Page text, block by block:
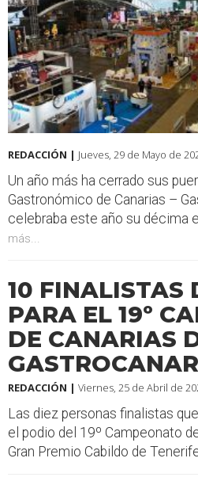
REDACCIÓN | Jueves, 29 de Mayo de
Un año más ha cerrado sus
Gastronómico de Canarias –
celebraba este año su décima
más...
10 FINALISTAS
PARA EL 19º
DE CANARIAS
REDACCIÓN | Viernes, 25 de Abril de
Las diez personas finalistas
el podio del 19º Campeonato
Gran Premio Cabildo de Tenerife